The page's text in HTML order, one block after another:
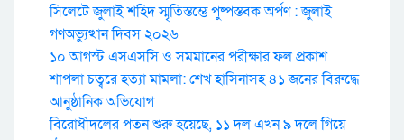
সিলেটে জুলাই শহিদ স্মৃতিস্তম্ভে পুষ্পস্তবক অর্পণ : জুলাই
গণঅভ্যুত্থান দিবস ২০২৬
১০ আগস্ট এসএসসি ও সমমানের পরীক্ষার ফল প্রকাশ
শাপলা চত্বরে হত্যা মামলা: শেখ হাসিনাসহ ৪১ জনের বিরুদ্ধে
আনুষ্ঠানিক অভিযোগ
বিরোধীদলের পতন শুরু হয়েছে, ১১ দল এখন ৯ দলে গিয়ে